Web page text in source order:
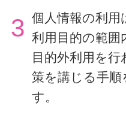
3 個人情報の利用
利用目的の範囲
目的外利用を
策を講じる手順
す。